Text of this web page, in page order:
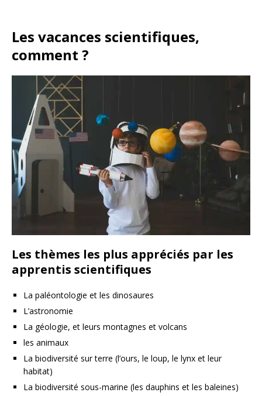
Les vacances scientifiques,
comment ?
Les thèmes les plus appréciés par les
apprentis scientifiques
La paléontologie et les dinosaures
L’astronomie
La géologie, et leurs montagnes et volcans
les animaux
La biodiversité sur terre (l’ours, le loup, le lynx et leur
habitat)
La biodiversité sous-marine (les dauphins et les baleines)